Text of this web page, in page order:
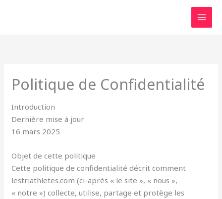
Politique de Confidentialité
Introduction
Dernière mise à jour
16 mars 2025
Objet de cette politique
Cette politique de confidentialité décrit comment
lestriathletes.com (ci-après « le site », « nous »,
« notre ») collecte, utilise, partage et protège les